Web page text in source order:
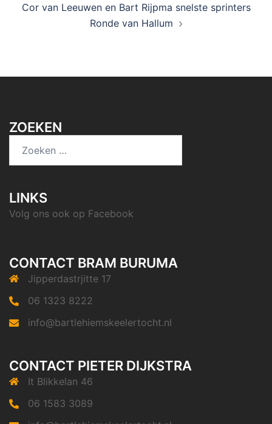
Cor van Leeuwen en Bart Rijpma snelste sprinters
Ronde van Hallum
ZOEKEN
naar:
LINKS
Volg ons ook op Facebook
CONTACT BRAM BURUMA
Jipperdastrjitte 17
06 1323 8222
info@bartlehiemskeelertocht.nl
CONTACT PIETER DIJKSTRA
It Blikkelan 46
06 1583 3089